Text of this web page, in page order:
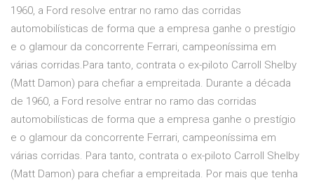
1960, a Ford resolve entrar no ramo das corridas
automobilísticas de forma que a empresa ganhe o prestígio
e o glamour da concorrente Ferrari, campeoníssima em
várias corridas.Para tanto, contrata o ex-piloto Carroll Shelby
(Matt Damon) para chefiar a empreitada. Durante a década
de 1960, a Ford resolve entrar no ramo das corridas
automobilísticas de forma que a empresa ganhe o prestígio
e o glamour da concorrente Ferrari, campeoníssima em
várias corridas. Para tanto, contrata o ex-piloto Carroll Shelby
(Matt Damon) para chefiar a empreitada. Por mais que tenha